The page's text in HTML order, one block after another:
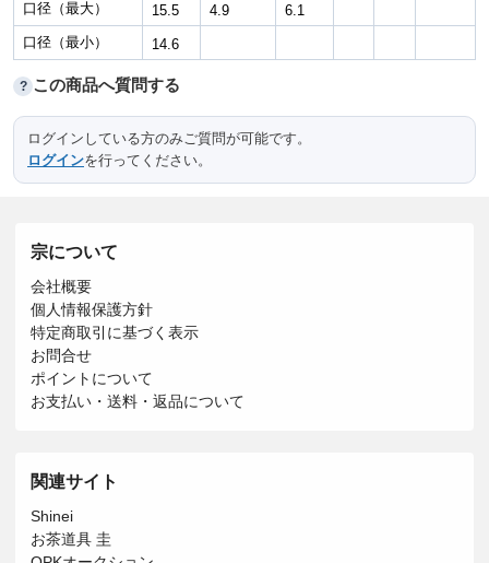
口径（最大） 15.5 4.9
6.1
口径（最小）
14.6
? この商品へ質問する
ログインしている方のみご質問が可能です。
ログインを行ってください。
宗について
会社概要
個人情報保護方針
特定商取引に基づく表示
お問合せ
ポイントについて
お支払い・送料・返品について
関連サイト
Shinei
お茶道具 圭